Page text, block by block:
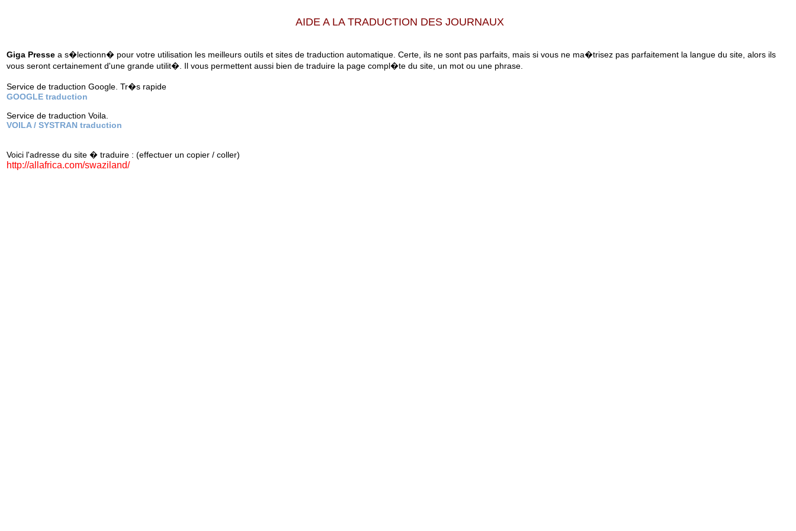
AIDE A LA TRADUCTION DES JOURNAUX
Giga Presse a s�lectionn� pour votre utilisation les meilleurs outils et sites de traduction automatique. Certe, ils ne sont pas parfaits, mais si vous ne ma�trisez pas parfaitement la langue du site, alors ils
vous seront certainement d'une grande utilit�. Il vous permettent aussi bien de traduire la page compl�te du site, un mot ou une phrase.
Service de traduction Google. Tr�s rapide
GOOGLE traduction
Service de traduction Voila.
VOILA / SYSTRAN traduction
Voici l'adresse du site � traduire : (effectuer un copier / coller)
http://allafrica.com/swaziland/